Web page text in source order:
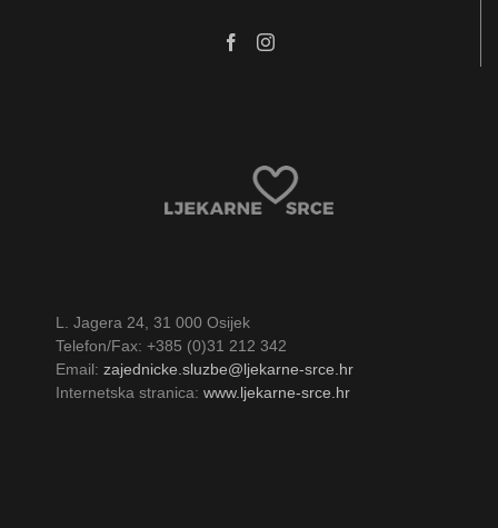
L. Jagera 24, 31 000 Osijek
Telefon/Fax: +385 (0)31 212 342
Email: zajednicke.sluzbe@ljekarne-srce.hr
Internetska stranica: www.ljekarne-srce.hr